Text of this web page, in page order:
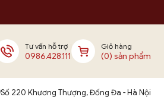
Tư vấn hỗ trợ
0986.428.111
Giỏ hàng
(0) sản phẩm
Số 220 Khương Thượng, Đống Đa - Hà Nội